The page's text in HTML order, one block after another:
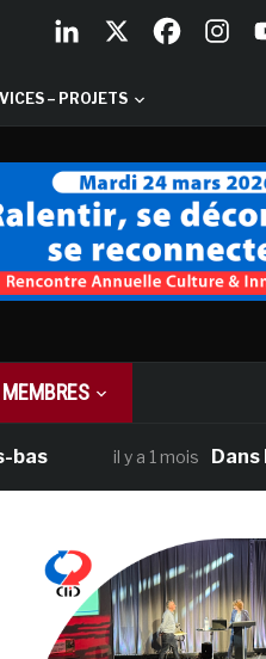
– PROJETS
il y a 1 mois Dans le